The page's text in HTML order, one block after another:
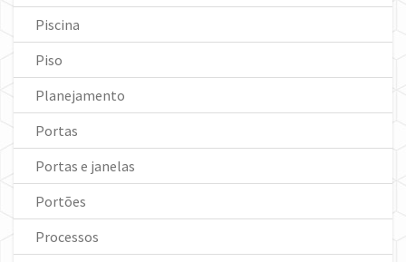
Piscina
Piso
Planejamento
Portas
Portas e janelas
Portões
Processos